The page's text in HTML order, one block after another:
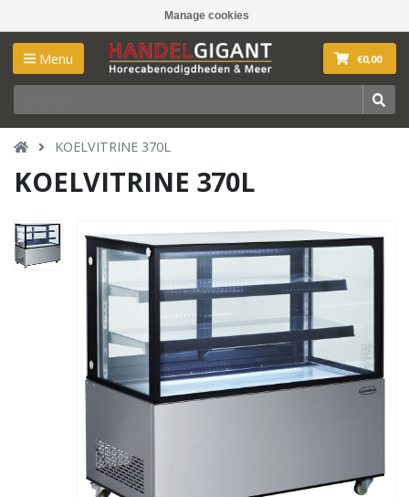
Manage cookies
Menu €0,00
KOELVITRINE 370L
KOELVITRINE 370L